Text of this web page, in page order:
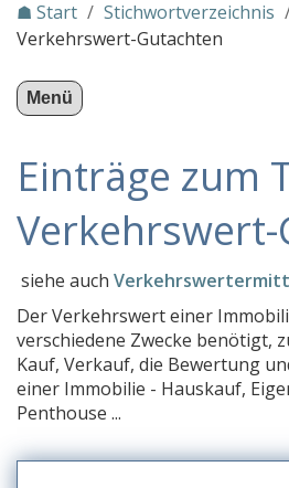
PLZ Gebiet 7
PLZ Gebiet 9
Stichwortverzeichnis
b
c
d
e
f
☗ Start / Stichwortverzeichnis
Verkehrswert-Gutachten
Menü
Einträge zum
siehe auch
Der Verkehrswert einer
verschiedene Zwecke benötigt,
Kauf, Verkauf, die Bewertung
einer Immobilie - Hauskauf,
Penthouse ...